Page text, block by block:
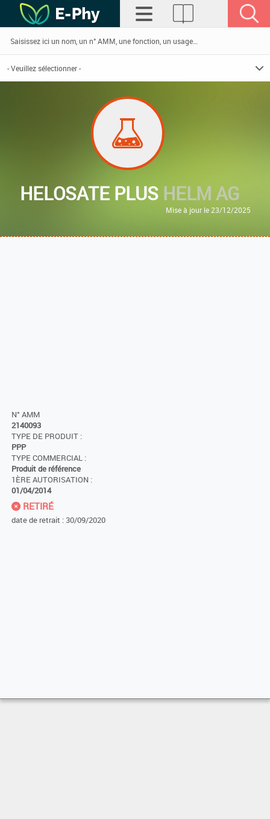
HELOSATE PLUS HELM AG
Mise à jour le 23/12/2025
N° AMM
2140093
TYPE DE PRODUIT :
PPP
TYPE COMMERCIAL :
Produit de référence
1ÈRE AUTORISATION :
01/04/2014
RETIRÉ
date de retrait : 30/09/2020